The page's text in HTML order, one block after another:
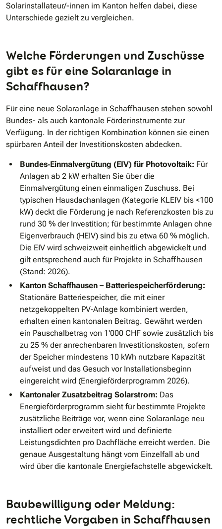
Solarinstallateur/-innen im Kanton helfen dabei, diese
Unterschiede gezielt zu vergleichen.
Welche Förderungen und Zuschüsse
gibt es für eine Solaranlage in
Schaffhausen?
Für eine neue Solaranlage in Schaffhausen stehen sowohl
Bundes- als auch kantonale Förderinstrumente zur
Verfügung. In der richtigen Kombination können sie einen
spürbaren Anteil der Investitionskosten abdecken.
Bundes‐Einmalvergütung (EIV) für Photovoltaik: Für
Anlagen ab 2 kW erhalten Sie über die
Einmalvergütung einen einmaligen Zuschuss. Bei
typischen Hausdachanlagen (Kategorie KLEIV bis <100
kW) deckt die Förderung je nach Referenzkosten bis zu
rund 30 % der Investition; für bestimmte Anlagen ohne
Eigenverbrauch (HEIV) sind bis zu etwa 60 % möglich.
Die EIV wird schweizweit einheitlich abgewickelt und
gilt entsprechend auch für Projekte in Schaffhausen
(Stand: 2026).
Kanton Schaffhausen – Batteriespeicherförderung:
Stationäre Batteriespeicher, die mit einer
netzgekoppelten PV‐Anlage kombiniert werden,
erhalten einen kantonalen Beitrag. Gewährt werden
ein Pauschalbetrag von 1'000 CHF sowie zusätzlich bis
zu 25 % der anrechenbaren Investitionskosten, sofern
der Speicher mindestens 10 kWh nutzbare Kapazität
aufweist und das Gesuch vor Installationsbeginn
eingereicht wird (Energieförderprogramm 2026).
Kantonaler Zusatzbeitrag Solarstrom: Das
Energieförderprogramm sieht für bestimmte Projekte
zusätzliche Beiträge vor, wenn eine Solaranlage neu
installiert oder erweitert wird und definierte
Leistungsdichten pro Dachfläche erreicht werden. Die
genaue Ausgestaltung hängt vom Einzelfall ab und
wird über die kantonale Energiefachstelle abgewickelt.
Baubewilligung oder Meldung:
rechtliche Vorgaben in Schaffhausen